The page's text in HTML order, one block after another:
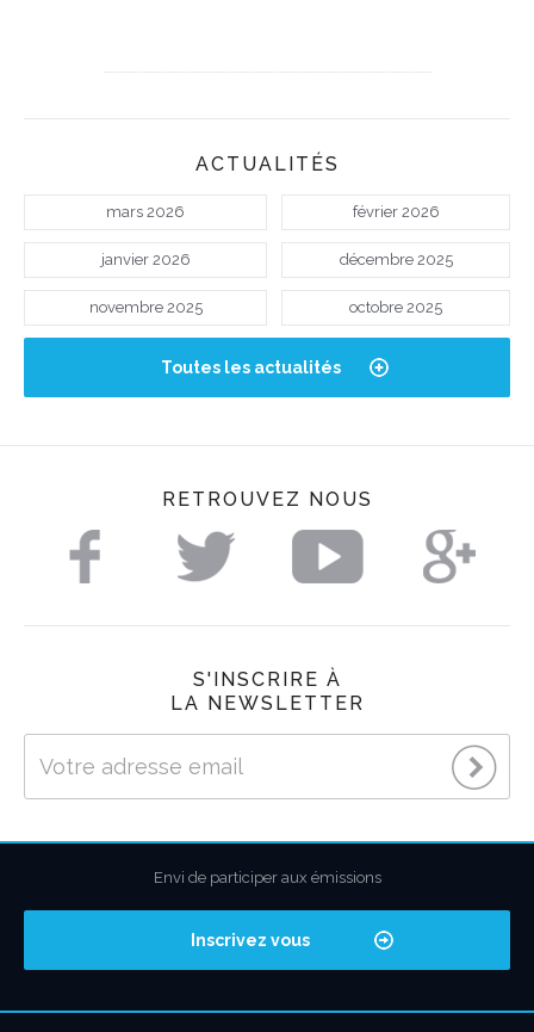
ACTUALITÉS
mars 2026 février 2026
janvier 2026 décembre 2025
novembre 2025 octobre 2025
Toutes les actualités
RETROUVEZ NOUS
S'INSCRIRE À
LA NEWSLETTER
Envi de participer aux émissions
Inscrivez vous